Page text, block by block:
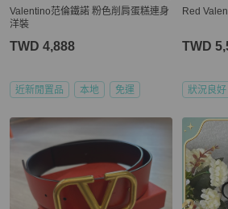
Valentino范倫鐵諾 粉色削肩蛋糕連身
洋裝
TWD 4,888
近新閒置品 本地 免運
Red
TWD
狀況良好